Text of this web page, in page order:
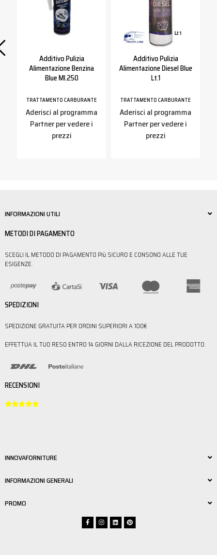
Additivo Pulizia
Alimentazione Benzina
Blue Ml.250
TRATTAMENTO CARBURANTE
Aderisci al programma
Partner per vedere i
prezzi
Additivo Pulizia
Alimentazione Diesel Blue
Lt.1
TRATTAMENTO CARBURANTE
Aderisci al programma
Partner per vedere i
prezzi
INFORMAZIONI UTILI
METODI DI PAGAMENTO
SCEGLI IL METODO DI PAGAMENTO PIù SICURO E CONSONO ALLE TUE
ESIGENZE.
SPEDIZIONI
SPEDIZIONE GRATUITA PER ORDINI SUPERIORI A 100€
EFFETTUA IL TUO RESO ENTRO 14 GIORNI DALLA RICEZIONE DEL PRODOTTO.
RECENSIONI

INNOVAFORNITURE
INFORMAZIONI GENERALI
PROMO